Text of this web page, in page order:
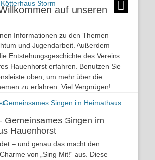
heimatvereinauf unseren
Informationen zu den Themen
und Jugendarbeit. Außerdem
Entstehungsgeschichte des Vereins
Hauenhorst erfahren. Benutzen Sie
oben, um mehr über die
zu erfahren. Viel Vergnügen!
Gemeinsames Singen im
Hauenhorst
– und genau das macht den
von „Sing Mit!“ aus. Diese